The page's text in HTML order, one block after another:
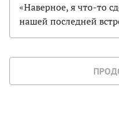
«Наверное, я что-то
нашей последней